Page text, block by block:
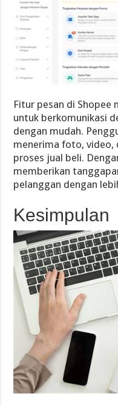
Fitur pesan di Shopee
untuk berkomunikasi
dengan mudah.
menerima foto, video,
proses jual beli.
memberikan
pelanggan dengan
Kesimpulan